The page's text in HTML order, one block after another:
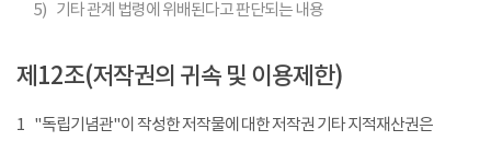
5) 기타 관계 법령에 위배된다고 판단되는 내용
제12조(저작권의 귀속 및 이용제한)
1 "독립기념관"이 작성한 저작물에 대한 저작권 기타 지적재산권은